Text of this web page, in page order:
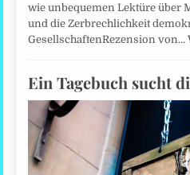
wie unbequemen Lektüre über
und die Zerbrechlichkeit
GesellschaftenRezension von…
Ein Tagebuch sucht